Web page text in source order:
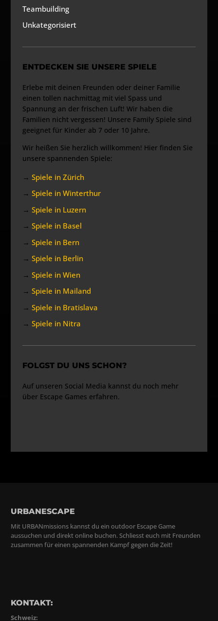
Teambuilding
Unkategorisiert
ENTDECKEN SIE UNSERE SPIELE
Erlebe mit deinen Freunden oder deiner Familie
einen tollen nachmittag mit viel Spass und
Spannung an der frischen Luft! Wir haben die
Familien nicht vergessen! Unsere Family Spiele sind
geeignet für Kinder ab 7 oder 10 Jahre.
Wir heißen Sie herzlich willkommen! Hier finden Sie
unsere spannenden Spiele:
→Spiele in Zürich
→Spiele in Winterthur
→Spiele in Luzern
→Spiele in Basel
→Spiele in Bern
→Spiele in Berlin
→Spiele in Wien
→Spiele in Mailand
→Spiele in Bratislava
→Spiele in Nitra
FOLGST DU UNS SCHON?
Auf unseren Social Media kannst du noch mehr
über Escape Games erfahren.
URBANESCAPE
Mit URBANmissions kannst du ein outdoor Escape Game
aussuchen und direkt online buchen. Schliesst euch mit Freunden
zusammen für einen spannenden Kampf gegen die Zeit!
KONTAKT:
Schweiz: